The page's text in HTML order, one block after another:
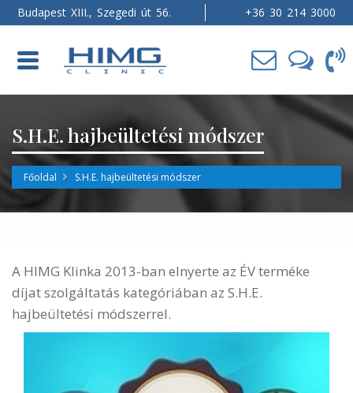
Budapest XIII., Szegedi út 56. +36 30 214 3000
Toggle
navigation
S.H.E. hajbeültetési módszer
Főoldal S.H.E. hajbeültetési módszer
A HIMG Klinka 2013-ban elnyerte az ÉV terméke
díjat szolgáltatás kategóriában az S.H.E.
hajbeültetési módszerrel.